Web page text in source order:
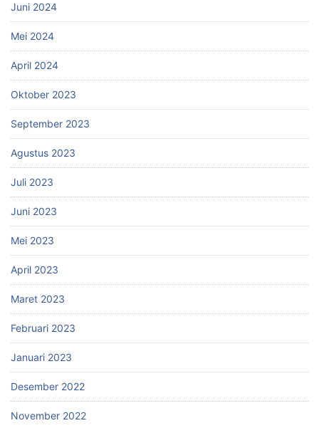
Juni 2024
Mei 2024
April 2024
Oktober 2023
September 2023
Agustus 2023
Juli 2023
Juni 2023
Mei 2023
April 2023
Maret 2023
Februari 2023
Januari 2023
Desember 2022
November 2022